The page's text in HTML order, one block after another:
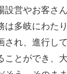
設営やお客さ
は多岐にわた
され、進行し
ことができ、